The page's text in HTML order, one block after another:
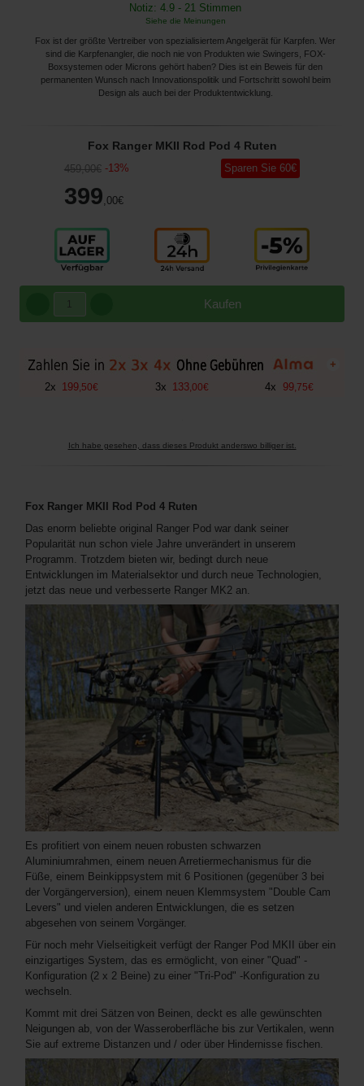
Notiz: 4.9 - 21 Stimmen
Siehe die Meinungen
Fox ist der größte Vertreiber von spezialisiertem Angelgerät für Karpfen. Wer
sind die Karpfenangler, die noch nie von Produkten wie Swingers, FOX-
Boxsystemen oder Microns gehört haben? Dies ist ein Beweis für den
permanenten Wunsch nach Innovationspolitik und Fortschritt sowohl beim
Design als auch bei der Produktentwicklung.
Fox Ranger MKII Rod Pod 4 Ruten
459,00€ -13%
399 ,00€
Sparen Sie 60€
Kaufen
+
2x 199 50€ 3x 133, 00€ 4x 99, 75€
Ich habe gesehen, dass dieses Produkt anderswo billiger ist.
Fox Ranger MKII Rod Pod 4 Ruten
Das enorm beliebte original Ranger Pod war dank seiner
Popularität nun schon viele Jahre unverändert in unserem
Programm. Trotzdem bieten wir, bedingt durch neue
Entwicklungen im Materialsektor und durch neue Technologien,
jetzt das neue und verbesserte Ranger MK2 an.
Es profitiert von einem neuen robusten schwarzen
Aluminiumrahmen, einem neuen Arretiermechanismus für die
Füße, einem Beinkippsystem mit 6 Positionen (gegenüber 3 bei
der Vorgängerversion), einem neuen Klemmsystem "Double Cam
Levers" und vielen anderen Entwicklungen, die es setzen
abgesehen von seinem Vorgänger.
Für noch mehr Vielseitigkeit verfügt der Ranger Pod MKII über ein
einzigartiges System, das es ermöglicht, von einer "Quad" -
Konfiguration (2 x 2 Beine) zu einer "Tri-Pod" -Konfiguration zu
wechseln.
Kommt mit drei Sätzen von Beinen, deckt es alle gewünschten
Neigungen ab, von der Wasseroberfläche bis zur Vertikalen, wenn
Sie auf extreme Distanzen und / oder über Hindernisse fischen.